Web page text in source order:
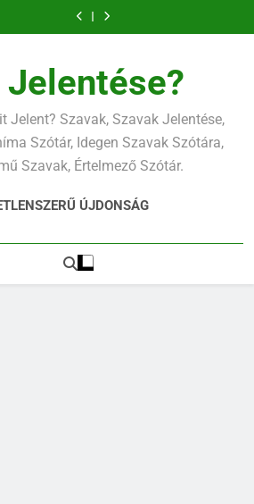
Jelent? Szavak, Szavak Jelentése,
Szótár, Idegen Szavak Szótára,
Szavak, Értelmező Szótár.
ÚJDONSÁG